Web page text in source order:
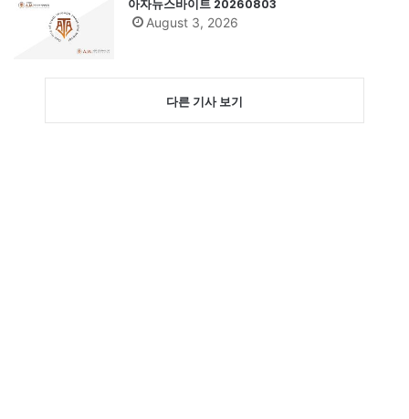
아자뉴스바이트 20260803
August 3, 2026
다른 기사 보기